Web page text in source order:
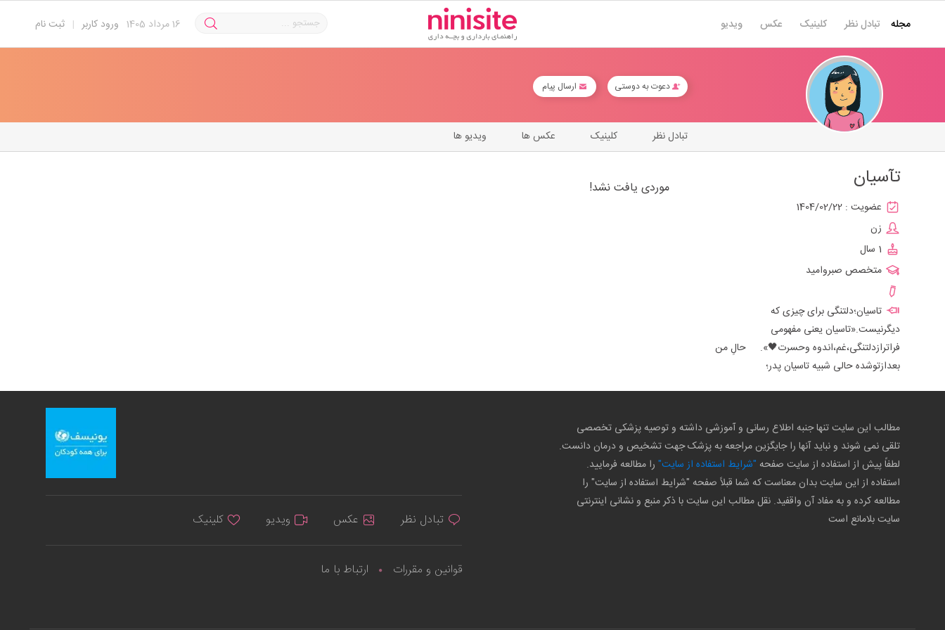
ثبت نام | ورود کاربر 16مرداد 1405 مجله تبادل نظر کلینیک عکس ویدیو
دعوت به دوستی ارسال پیام
ویدیو ها عکس ها کلینیک تبادل نظر
تآسیان
عضویت : 1404/02/22
زن
1 سال
متخصص صبروامید
تاسیان؛دلتنگی برای چیزی که
دیگرنیست.«تاسیان یعنی مفهومی
فراترازدلتنگی،غم،اندوه وحسرت🖤». حالِ من
بعدازتوشده حالی شبیه تاسیان پدر؛
موردی یافت نشد!
مطالب این سایت تنها جنبه اطلاع رسانی و آموزشی داشته و توصیه پزشکی تخصصی
تلقی نمی شوند و نباید آنها را جایگزین مراجعه به پزشک جهت تشخیص و درمان دانست.
لطفاً پیش از استفاده از سایت صفحه "شرایط استفاده از سایت" را مطالعه فرمایید.
استفاده از این سایت بدان معناست که شما قبلاً صفحه "شرایط استفاده از سایت" را
مطالعه کرده و به مفاد آن واقفید. نقل مطالب این سایت با ذکر منبع و نشانی اینترنتی
سایت بلامانع است
تبادل نظر عکس ویدیو کلینیک
قوانین و مقررات ارتباط با ما